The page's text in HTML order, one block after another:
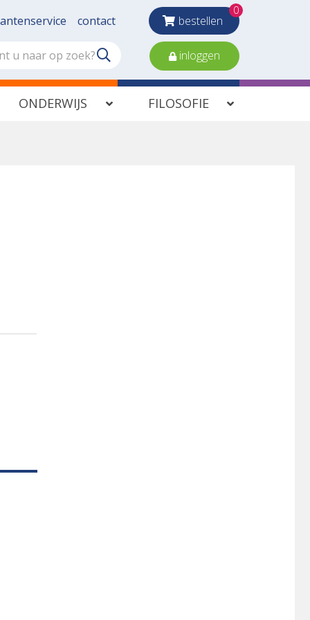
contact bestellen
0
inloggen
ONDERWIJS FILOSOFIE